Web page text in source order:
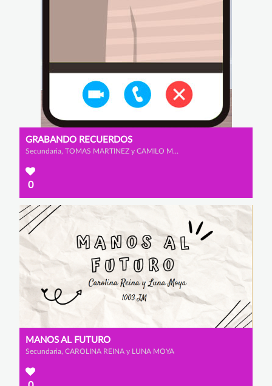
GRABANDO RECUERDOS
Secundaria, TOMAS MARTINEZ y CAMILO MUNEVAR
0
MANOS AL FUTURO
Secundaria, CAROLINA REINA y LUNA MOYA